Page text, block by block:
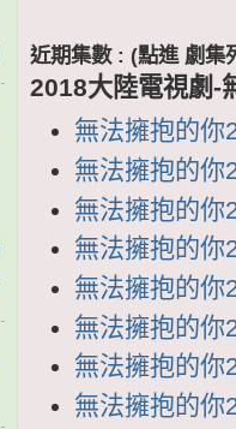
近期集數 : (點進 劇集
2018大陸電視劇-
無法擁抱的你
無法擁抱的你
無法擁抱的你
無法擁抱的你
無法擁抱的你
無法擁抱的你
無法擁抱的你
無法擁抱的你